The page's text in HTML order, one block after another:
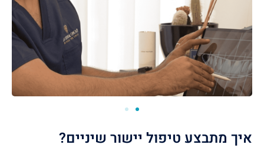
איך מתבצע טיפול יישור שיניים?